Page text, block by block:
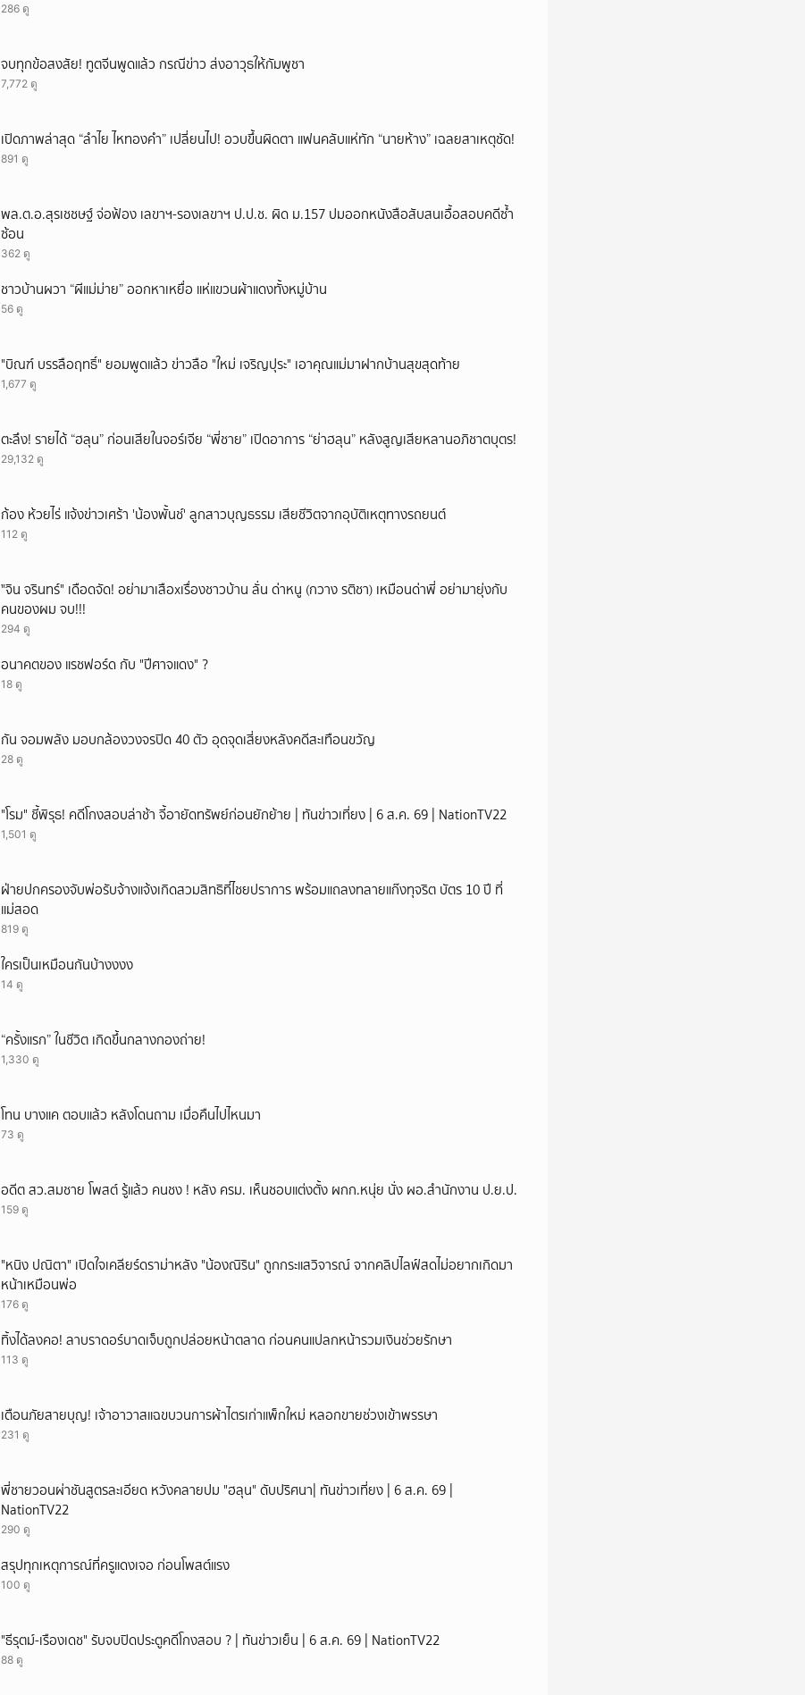
286 ดู
จบทุกข้อสงสัย! ทูตจีนพูดแล้ว กรณีข่าว ส่งอาวุธให้กัมพูชา
7,772 ดู
เปิดภาพล่าสุด “ลำไย ไหทองคำ” เปลี่ยนไป! อวบขึ้นผิดตา แฟนคลับแห่ทัก “นายห้าง” เฉลยสาเหตุชัด!
891 ดู
พล.ต.อ.สุรเชชษฐ์ จ่อฟ้อง เลขาฯ-รองเลขาฯ ป.ป.ช. ผิด ม.157 ปมออกหนังสือสับสนเอื้อสอบคดีซ้ำ
ซ้อน
362 ดู
ชาวบ้านผวา “ผีแม่ม่าย” ออกหาเหยื่อ แห่แขวนผ้าแดงทั้งหมู่บ้าน
56 ดู
"บิณฑ์ บรรลือฤทธิ์" ยอมพูดแล้ว ข่าวลือ "ใหม่ เจริญปุระ" เอาคุณแม่มาฝากบ้านสุขสุดท้าย
1,677 ดู
ตะลึง! รายได้ “ฮลุน” ก่อนเสียในจอร์เจีย “พี่ชาย” เปิดอาการ “ย่าฮลุน” หลังสูญเสียหลานอภิชาตบุตร!
29,132 ดู
ก้อง ห้วยไร่ แจ้งข่าวเศร้า 'น้องพั้นช์' ลูกสาวบุญธรรม เสียชีวิตจากอุบัติเหตุทางรถยนต์
112 ดู
ั่"จิน จรินทร์" เดือดจัด! อย่ามาเสือxเรื่องชาวบ้าน ลั่น ด่าหนู (กวาง รติชา) เหมือนด่าพี่ อย่ามายุ่งกับ
คนของผม จบ!!!
294 ดู
อนาคตของ แรชฟอร์ด กับ "ปีศาจแดง" ?
18 ดู
กัน จอมพลัง มอบกล้องวงจรปิด 40 ตัว อุดจุดเสี่ยงหลังคดีสะเทือนขวัญ
28 ดู
"โรม" ชี้พิรุธ! คดีโกงสอบล่าช้า จี้อายัดทรัพย์ก่อนยักย้าย | ทันข่าวเที่ยง | 6 ส.ค. 69 | NationTV22
1,501 ดู
ฝ่ายปกครองจับพ่อรับจ้างแจ้งเกิดสวมสิทธิที่ไชยปราการ พร้อมแถลงทลายแก๊งทุจริต บัตร 10 ปี ที่
แม่สอด
819 ดู
ใครเป็นเหมือนกันบ้างงงง
14 ดู
“ครั้งแรก” ในชีวิต เกิดขึ้นกลางกองถ่าย!
1,330 ดู
โทน บางแค ตอบแล้ว หลังโดนถาม เมื่อคืนไปไหนมา
73 ดู
อดีต สว.สมชาย โพสต์ รู้แล้ว คนชง ! หลัง ครม. เห็นชอบแต่งตั้ง ผกก.หนุ่ย นั่ง ผอ.สำนักงาน ป.ย.ป.
159 ดู
"หนิง ปณิตา" เปิดใจเคลียร์ดราม่าหลัง "น้องณิริน" ถูกกระแสวิจารณ์ จากคลิปไลฟ์สดไม่อยากเกิดมา
หน้าเหมือนพ่อ
176 ดู
ทิ้งได้ลงคอ! ลาบราดอร์บาดเจ็บถูกปล่อยหน้าตลาด ก่อนคนแปลกหน้ารวมเงินช่วยรักษา
113 ดู
เตือนภัยสายบุญ! เจ้าอาวาสแฉขบวนการผ้าไตรเก่าแพ็กใหม่ หลอกขายช่วงเข้าพรรษา
231 ดู
พี่ชายวอนผ่าชันสูตรละเอียด หวังคลายปม "ฮลุน" ดับปริศนา| ทันข่าวเที่ยง | 6 ส.ค. 69 |
NationTV22
290 ดู
สรุปทุกเหตุการณ์ที่ครูแดงเจอ ก่อนโพสต์แรง
100 ดู
"ธีรุตม์-เรืองเดช" รับจบปิดประตูคดีโกงสอบ ? | ทันข่าวเย็น | 6 ส.ค. 69 | NationTV22
88 ดู
ยกเลิก